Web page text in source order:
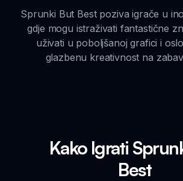
Sprunki But Best poziva igrače u
gdje mogu istraživati fantastične
uživati u poboljšanoj grafici i
glazbenu kreativnost na
Kako Igrati
Best